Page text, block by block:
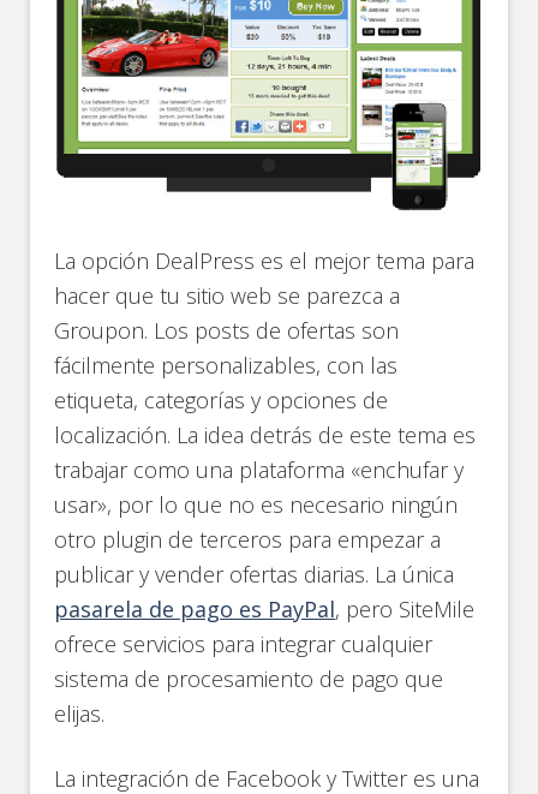
La opción DealPress es el mejor tema para
hacer que tu sitio web se parezca a
Groupon. Los posts de ofertas son
fácilmente personalizables, con las
etiqueta, categorías y opciones de
localización. La idea detrás de este tema es
trabajar como una plataforma «enchufar y
usar», por lo que no es necesario ningún
otro plugin de terceros para empezar a
publicar y vender ofertas diarias. La única
pasarela de pago es PayPal, pero SiteMile
ofrece servicios para integrar cualquier
sistema de procesamiento de pago que
elijas.
La integración de Facebook y Twitter es una